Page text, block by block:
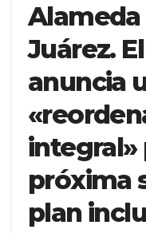
Alameda
Juárez.
anuncia
integral»
próxima
plan